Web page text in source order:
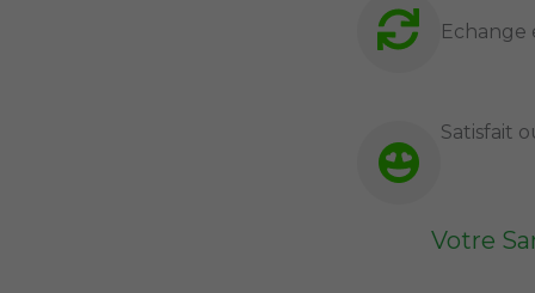
Echange
Satisfait
Votre